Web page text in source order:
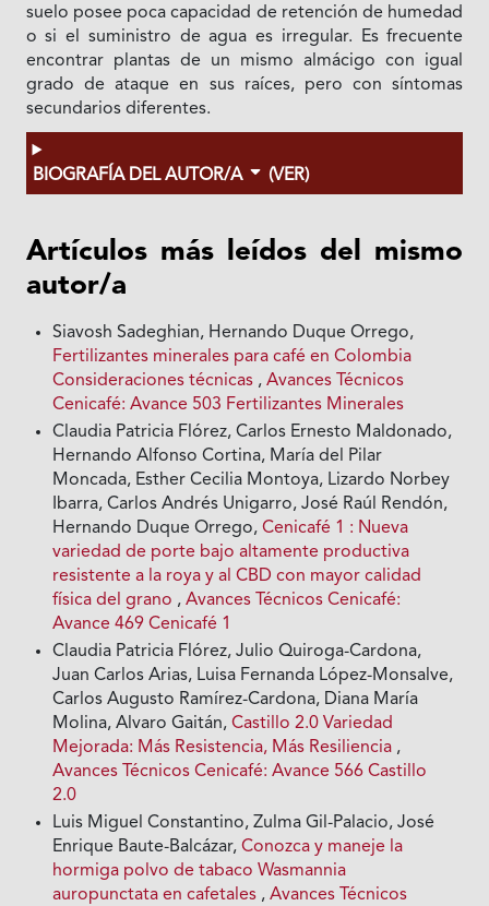
suelo posee poca capacidad de retención de humedad
o si el suministro de agua es irregular. Es frecuente
encontrar plantas de un mismo almácigo con igual
grado de ataque en sus raíces, pero con síntomas
secundarios diferentes.
BIOGRAFÍA DEL AUTOR/A (VER)
Artículos más leídos del mismo
autor/a
Siavosh Sadeghian, Hernando Duque Orrego,
Fertilizantes minerales para café en Colombia
Consideraciones técnicas ,Avances Técnicos
Cenicafé: Avance 503 Fertilizantes Minerales
Claudia Patricia Flórez, Carlos Ernesto Maldonado,
Hernando Alfonso Cortina, María del Pilar
Moncada, Esther Cecilia Montoya, Lizardo Norbey
Ibarra, Carlos Andrés Unigarro, José Raúl Rendón,
Hernando Duque Orrego,Cenicafé 1 : Nueva
variedad de porte bajo altamente productiva
resistente a la roya y al CBD con mayor calidad
física del grano ,Avances Técnicos Cenicafé:
Avance 469 Cenicafé 1
Claudia Patricia Flórez, Julio Quiroga-Cardona,
Juan Carlos Arias, Luisa Fernanda López-Monsalve,
Carlos Augusto Ramírez-Cardona, Diana María
Molina, Alvaro Gaitán,Castillo 2.0 Variedad
Mejorada: Más Resistencia, Más Resiliencia ,
Avances Técnicos Cenicafé: Avance 566 Castillo
2.0
Luis Miguel Constantino, Zulma Gil-Palacio, José
Enrique Baute-Balcázar,Conozca y maneje la
hormiga polvo de tabaco Wasmannia
auropunctata en cafetales ,Avances Técnicos